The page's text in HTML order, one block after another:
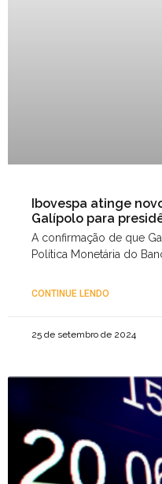
Ibovespa atinge
Galípolo para
A confirmação de que
Política Monetária do
CONTINUE LENDO
25 de setembro de 2024